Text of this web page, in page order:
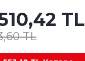
TL
TL